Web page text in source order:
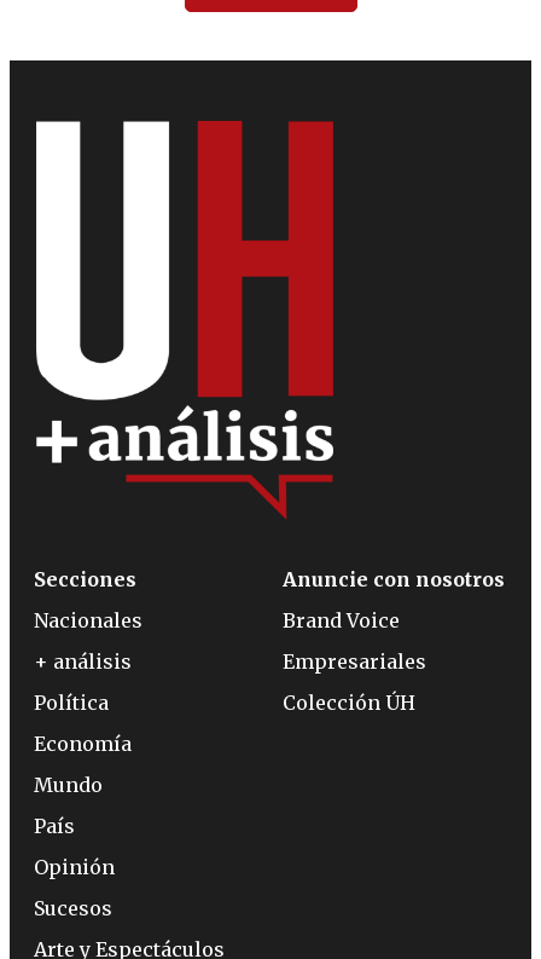
Secciones
Nacionales
+ análisis
Política
Economía
Mundo
País
Opinión
Sucesos
Arte y Espectáculos
Anuncie con nosotros
Brand Voice
Empresariales
Colección ÚH